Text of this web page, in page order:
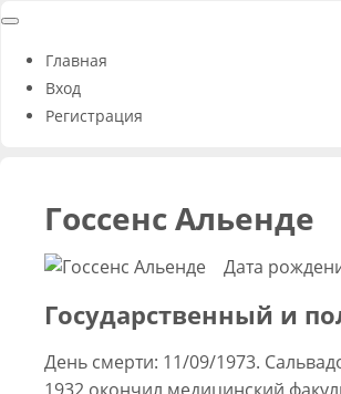
Главная
Вход
Регистрация
Госсенс Альенде
Дата
Государственный и
День смерти: 11/09/1973.